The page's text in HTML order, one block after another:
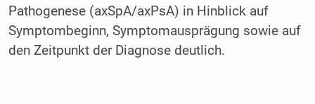
Pathogenese (axSpA/axPsA) in Hinblick auf
Symptombeginn, Symptomausprägung sowie auf
den Zeitpunkt der Diagnose deutlich.